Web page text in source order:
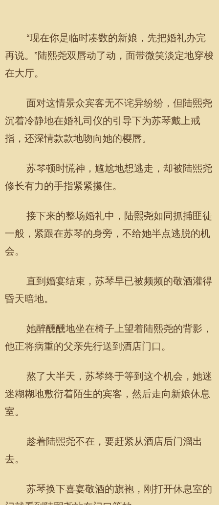
“现在你是临时凑数的新娘，先把婚礼办完
再说。”陆熙尧双唇动了动，面带微笑淡定地穿梭
在大厅。
面对这情景众宾客无不诧异纷纷，但陆熙尧
沉着冷静地在婚礼司仪的引导下为苏琴戴上戒
指，还深情款款地吻向她的樱唇。
苏琴顿时慌神，尴尬地想逃走，却被陆熙尧
修长有力的手指紧紧攥住。
接下来的整场婚礼中，陆熙尧如同抓捕匪徒
一般，紧跟在苏琴的身旁，不给她半点逃脱的机
会。
直到婚宴结束，苏琴早已被频频的敬酒灌得
昏天暗地。
她醉醺醺地坐在椅子上望着陆熙尧的背影，
他正将病重的父亲先行送到酒店门口。
熬了大半天，苏琴终于等到这个机会，她迷
迷糊糊地敷衍着陌生的宾客，然后走向新娘休息
室。
趁着陆熙尧不在，要赶紧从酒店后门溜出
去。
苏琴换下喜宴敬酒的旗袍，刚打开休息室的